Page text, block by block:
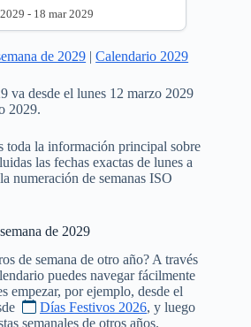
- 18 mar 2029
de 2029 |Calendario 2029
va desde el lunes 12 marzo 2029
2029.
toda la información principal sobre
las fechas exactas de lunes a
numeración de semanas ISO
de 2029
de semana de otro año? A través
puedes navegar fácilmente
empezar, por ejemplo, desde el
Días Festivos 2026, y luego
semanales de otros años.